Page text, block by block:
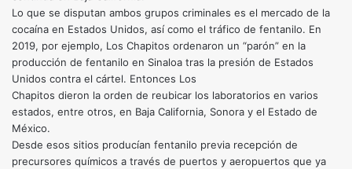
Lo que se disputan ambos grupos criminales es el mercado de la
cocaína en Estados Unidos, así como el tráfico de fentanilo. En
2019, por ejemplo, Los Chapitos ordenaron un “parón” en la
producción de fentanilo en Sinaloa tras la presión de Estados
Unidos contra el cártel. Entonces Los
Chapitos dieron la orden de reubicar los laboratorios en varios
estados, entre otros, en Baja California, Sonora y el Estado de
México.
Desde esos sitios producían fentanilo previa recepción de
precursores químicos a través de puertos y aeropuertos que ya